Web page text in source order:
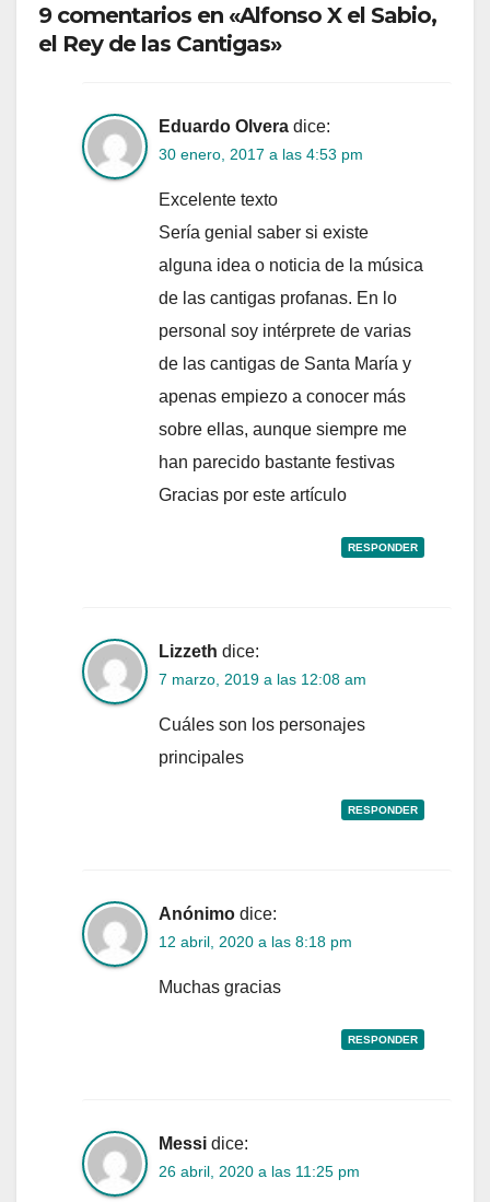
9 comentarios en «Alfonso X el Sabio,
el Rey de las Cantigas»
Eduardo Olvera dice:
30 enero, 2017 a las 4:53 pm
Excelente texto
Sería genial saber si existe
alguna idea o noticia de la música
de las cantigas profanas. En lo
personal soy intérprete de varias
de las cantigas de Santa María y
apenas empiezo a conocer más
sobre ellas, aunque siempre me
han parecido bastante festivas
Gracias por este artículo
RESPONDER
Lizzeth dice:
7 marzo, 2019 a las 12:08 am
Cuáles son los personajes
principales
RESPONDER
Anónimo dice:
12 abril, 2020 a las 8:18 pm
Muchas gracias
RESPONDER
Messi dice:
26 abril, 2020 a las 11:25 pm